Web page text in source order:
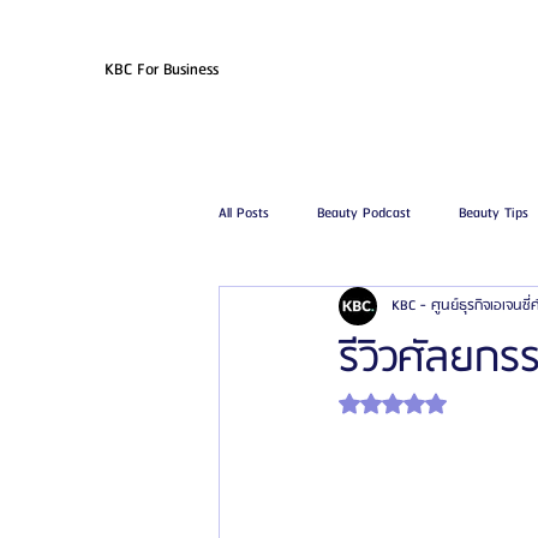
KBC For Business
All Posts Beauty Podcast Beauty Tips
รีวิวศัลยกรรมฉีดไขมัน รีวิวศัลยกรรมดู
โรงพยาบาลศัลยกรรมเฟรช
รีวิวศัลยกร
KBC - ศูนย์ธุรกิจเอเจน
ได้รับ NaN เต็ม 5 ดาว